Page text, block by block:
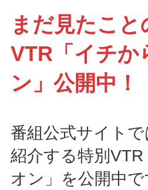
まだ見たこ
VTR「イチか
ン」公開中！
番組公式サイト
紹介する特別
オン」を公開中